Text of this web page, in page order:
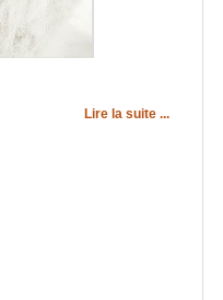
Lire la suite ...